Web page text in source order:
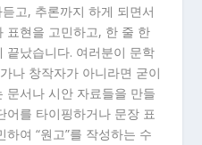
고, 추론까지 하게 되면서
표현을 고민하고, 한 줄 한
끝났습니다. 여러분이 문학
나 창작자가 아니라면 굳이
문서나 시안 자료들을 만들
어를 타이핑하거나 문장 표
여 “원고”를 작성하는 수